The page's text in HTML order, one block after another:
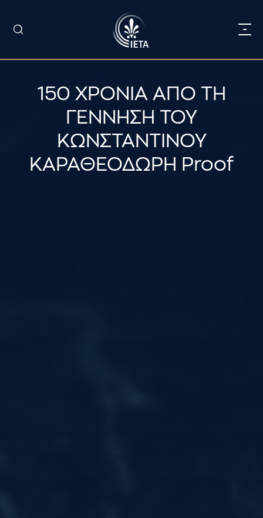
150 ΧΡΟΝΙΑ ΑΠΟ ΤΗ
ΓΕΝΝΗΣΗ ΤΟΥ
ΚΩΝΣΤΑΝΤΙΝΟΥ
ΚΑΡΑΘΕΟΔΩΡΗ Proof